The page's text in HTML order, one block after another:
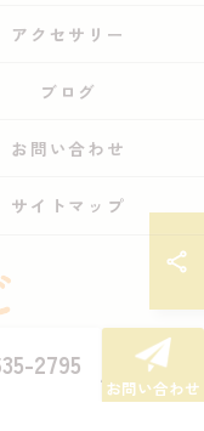
2795
お問い合わせ
アクセサリー
ブログ
お問い合わせ
サイトマップ
RESERVED.